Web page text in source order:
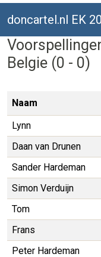
doncartel.nl EK
Belgie (0 - 0)
Naam
Lynn
Daan van Drunen
Sander Hardeman
Simon Verduijn
Tom
Frans
Peter Hardeman